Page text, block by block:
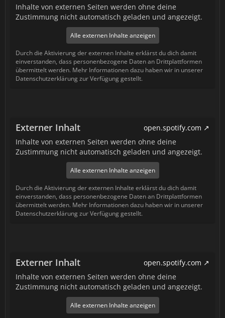
Inhalte von externen Seiten werden ohne deine
Zustimmung nicht automatisch geladen und angezeigt.
Alle externen Inhalte anzeigen
Durch die Aktivierung der externen Inhalte erklärst du dich damit
einverstanden, dass personenbezogene Daten an Drittplattformen
übermittelt werden. Mehr Informationen dazu haben wir in unserer
Datenschutzerklärung zur Verfügung gestellt.
Externer Inhalt
open.spotify.com
Inhalte von externen Seiten werden ohne deine
Zustimmung nicht automatisch geladen und angezeigt.
Alle externen Inhalte anzeigen
Durch die Aktivierung der externen Inhalte erklärst du dich damit
einverstanden, dass personenbezogene Daten an Drittplattformen
übermittelt werden. Mehr Informationen dazu haben wir in unserer
Datenschutzerklärung zur Verfügung gestellt.
Externer Inhalt
open.spotify.com
Inhalte von externen Seiten werden ohne deine
Zustimmung nicht automatisch geladen und angezeigt.
Alle externen Inhalte anzeigen